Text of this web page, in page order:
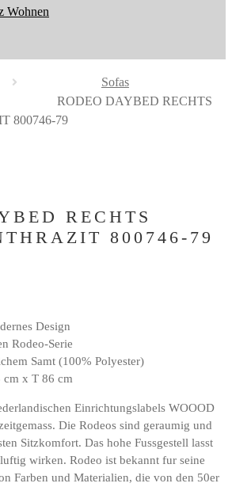
Wohnen
Sofas
RODEO DAYBED RECHTS
800746-79
RECHTS
800746-79
Design
Rodeo-Serie
Samt (100% Polyester)
x T 86 cm
Einrichtungslabels WOOOD
Die Rodeos sind geraumig und
Sitzkomfort. Das hohe Fussgestell lasst
wirken. Rodeo ist bekannt fur seine
Farben und Materialien, die von den 50er